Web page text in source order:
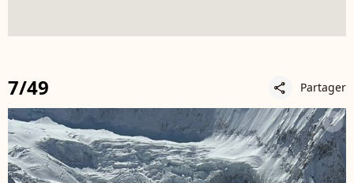
7/49 share Partager